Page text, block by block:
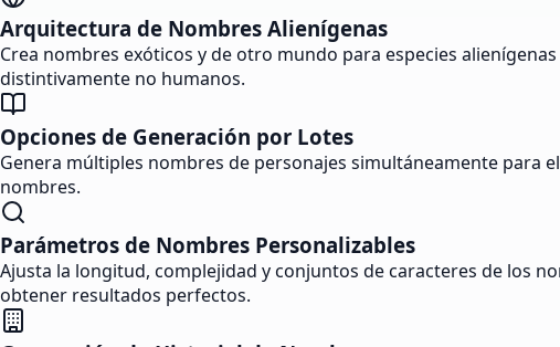
Arquitectura de Nombres Alienígenas
Crea nombres exóticos y de otro mundo para especies
distintivamente no humanos.
Opciones de Generación por Lotes
Genera múltiples nombres de personajes simultáneamente para
nombres.
Parámetros de Nombres Personalizables
Ajusta la longitud, complejidad y conjuntos de caracteres de los
obtener resultados perfectos.